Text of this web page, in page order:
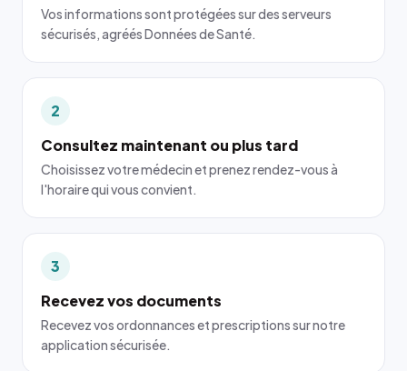
Vos informations sont protégées sur des serveurs
sécurisés, agréés Données de Santé.
2
Consultez maintenant ou plus tard
Choisissez votre médecin et prenez rendez-vous à
l'horaire qui vous convient.
3
Recevez vos documents
Recevez vos ordonnances et prescriptions sur notre
application sécurisée.